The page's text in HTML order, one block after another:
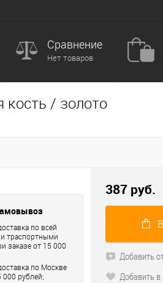
Сравнение
Нет товаров
кость / золото
по всей
траспортными
заказе от 15 000
по Москве
000 рублей;
387 руб.
Добавить
Добавить в